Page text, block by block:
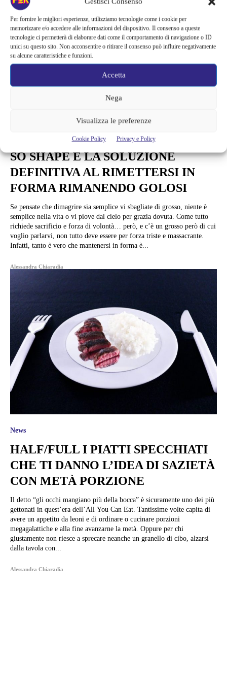
Per fornire le migliori esperienze, utilizziamo tecnologie come i cookie per
memorizzare e/o accedere alle informazioni del dispositivo. Il consenso a queste
tecnologie ci permetterà di elaborare dati come il comportamento di navigazione o ID
unici su questo sito. Non acconsentire o ritirare il consenso può influire negativamente
su alcune caratteristiche e funzioni.
Accetta
Nega
Visualizza le preferenze
Cookie Policy Privacy e Policy
SO SHAPE È LA SOLUZIONE
DEFINITIVA AL RIMETTERSI IN
FORMA RIMANENDO GOLOSI
Se pensate che dimagrire sia semplice vi sbagliate di grosso, niente è
semplice nella vita o vi piove dal cielo per grazia dovuta. Come tutto
richiede sacrificio e forza di volontà… però, e c’è un grosso però di cui
voglio parlarvi, non tutto deve essere per forza triste e massacrante.
Infatti, tanto è vero che mantenersi in forma è...
Alessandra Chiaradia
News
HALF/FULL I PIATTI SPECCHIATI
CHE TI DANNO L’IDEA DI SAZIETÀ
CON METÀ PORZIONE
Il detto “gli occhi mangiano più della bocca” è sicuramente uno dei più
gettonati in quest’era dell’All You Can Eat. Tantissime volte capita di
avere un appetito da leoni e di ordinare o cucinare porzioni
megagalattiche e alla fine avanzarne la metà. Oppure per chi
giustamente non riesce a sprecare neanche un granello di cibo, alzarsi
dalla tavola con...
Alessandra Chiaradia